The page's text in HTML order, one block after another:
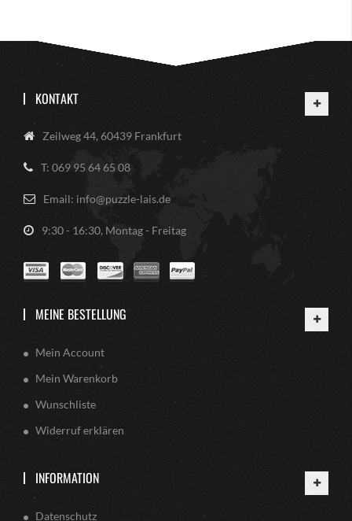
KONTAKT
Zeilweg 44, 60439 Frankfurt
T: 069 95 64 65 08
Email: info@puzzle-lais.de
9:30 - 16:30, Montag - Freitag
MEINE BESTELLUNG
Mein Account
Mein Warenkorb
Wunschliste
Widerruf erklären
INFORMATION
Datenschutz